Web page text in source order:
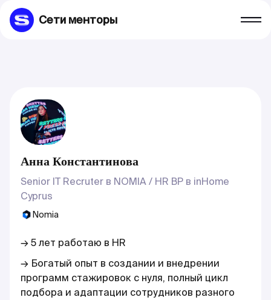
Сети менторы
Анна Константинова
Senior IT Recruter в NOMIA / HR BP в inHome
Cyprus
Nomia
→ 5 лет работаю в HR
→ Богатый опыт в создании и внедрении
программ стажировок с нуля, полный цикл
подбора и адаптации сотрудников разного